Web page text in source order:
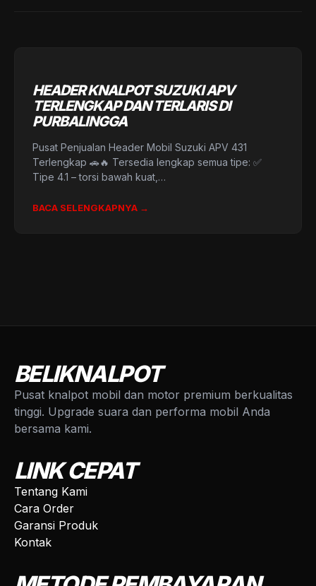
HEADER KNALPOT SUZUKI APV
TERLENGKAP DAN TERLARIS DI
PURBALINGGA
Pusat Penjualan Header Mobil Suzuki APV 431
Terlengkap 🚗🔥 Tersedia lengkap semua tipe: ✅
Tipe 4.1 – torsi bawah kuat,…
BACA SELENGKAPNYA →
BELIKNALPOT
Pusat knalpot mobil dan motor premium berkualitas
tinggi. Upgrade suara dan performa mobil Anda
bersama kami.
LINK CEPAT
Tentang Kami
Cara Order
Garansi Produk
Kontak